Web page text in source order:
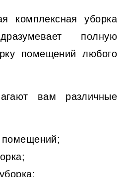
комплексная уборка
полную
помещений любого
вам различные